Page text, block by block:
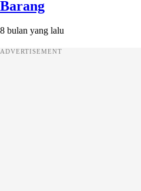
Barang
8 bulan yang lalu
ADVERTISEMENT